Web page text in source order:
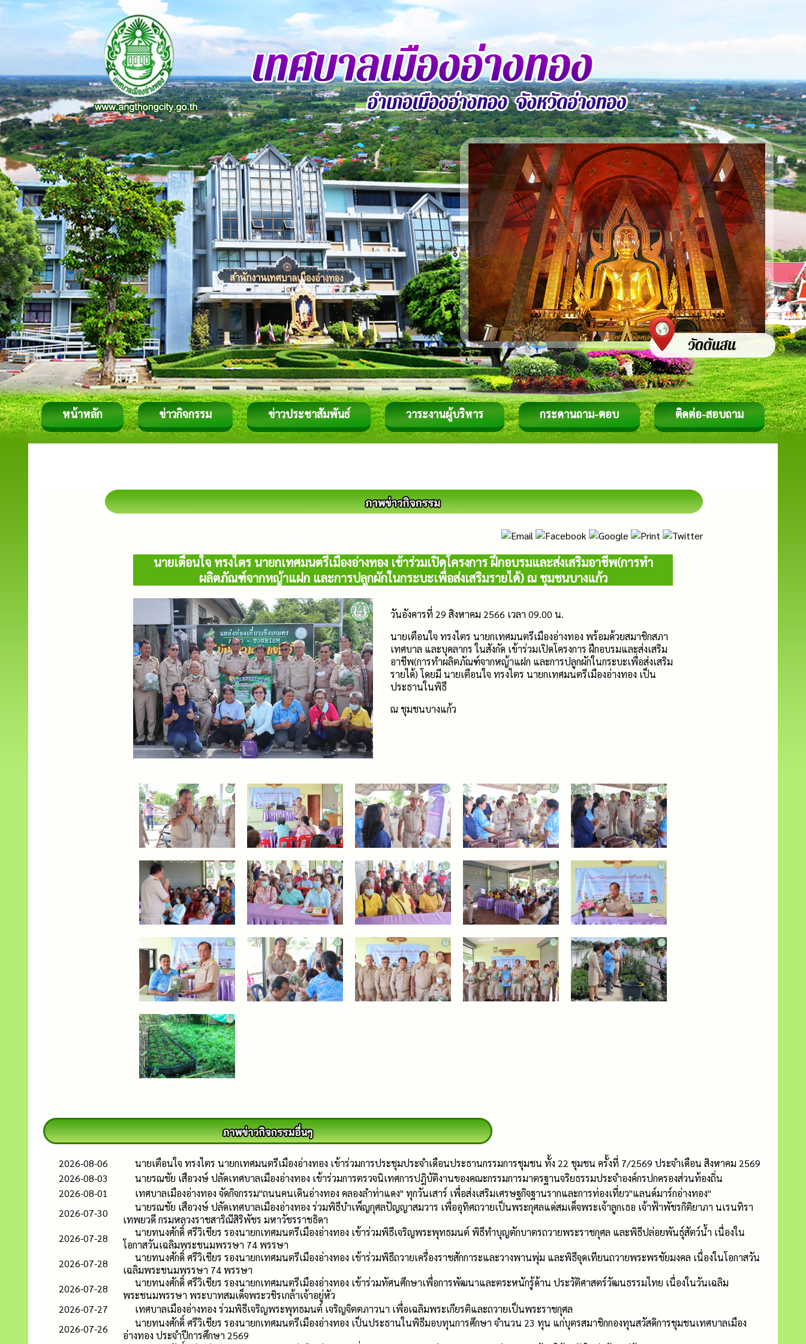
หน้าหลัก ข่าวกิจกรรม ข่าวประชาสัมพันธ์ วาระงานผู้บริหาร กระดานถาม-ตอบ ติดต่อ-สอบถาม
นายเตือนใจ ทรงไตร นายกเทศมนตรีเมืองอ่างทอง เข้าร่วมเปิดโครงการ ฝึกอบรมและส่งเสริมอาชีพ(การทำ
ผลิตภัณฑ์จากหญ้าแฝก และการปลูกผักในกระบะเพื่อส่งเสริมรายได้) ณ ชุมชนบางแก้ว
วันอังคารที่ 29 สิงหาคม 2566 เวลา 09.00 น.
นายเตือนใจ ทรงไตร นายกเทศมนตรีเมืองอ่างทอง พร้อมด้วยสมาชิกสภา
เทศบาล และบุคลากร ในสังกัด เข้าร่วมเปิดโครงการ ฝึกอบรมและส่งเสริม
อาชีพ(การทำผลิตภัณฑ์จากหญ้าแฝก และการปลูกผักในกระบะเพื่อส่งเสริม
รายได้) โดยมี นายเตือนใจ ทรงไตร นายกเทศมนตรีเมืองอ่างทอง เป็น
ประธานในพิธี
ณ ชุมชนบางแก้ว
2026-08-06
นายเตือนใจ ทรงไตร นายกเทศมนตรีเมืองอ่างทอง เข้าร่วมการประชุมประจำเดือนประธานกรรมการชุมชน ทั้ง 22 ชุมชน ครั้งที่ 7/2569 ประจำเดือน สิงหาคม 2569
2026-08-03
นายรณชัย เสือวงษ์ ปลัดเทศบาลเมืองอ่างทอง เข้าร่วมการตรวจนิเทศการปฎิบัติงานของคณะกรรมการมาตรฐานจริยธรรมประจำองค์กรปกครองส่วนท้องถิ่น
2026-08-01
เทศบาลเมืองอ่างทอง จัดกิจกรรม"ถนนคนเดินอ่างทอง คลองลำท่าแดง" ทุกวันเสาร์ เพื่อส่งเสริมเศรษฐกิจฐานรากและการท่องเที่ยว"แลนด์มาร์กอ่างทอง"
2026-07-30
นายรณชัย เสือวงษ์ ปลัดเทศบาลเมืองอ่างทอง ร่วมพิธีบำเพ็ญกุศลปัญญาสมวาร เพื่ออุทิศถวายเป็นพระกุศลแด่สมเด็จพระเจ้าลูกเธอ เจ้าฟ้าพัชรกิติยาภา นเรนทิรา
เทพยวดี กรมหลวงราชสาริณีสิริพัชร มหาวัชรราชธิดา
2026-07-28
นายทนงศักดิ์ ศรีวิเชียร รองนายกเทศมนตรีเมืองอ่างทอง เข้าร่วมพิธีเจริญพระพุทธมนต์ พิธีทำบุญตักบาตรถวายพระราชกุศล และพิธีปล่อยพันธุ์สัตว์น้ำ เนื่องใน
โอกาสวันเฉลิมพระชนมพรรษา 74 พรรษา
2026-07-28
นายทนงศักดิ์ ศรีวิเชียร รองนายกเทศมนตรีเมืองอ่างทอง เข้าร่วมพิธีถวายเครื่องราชสักการะและวางพานพุ่ม และพิธีจุดเทียนถวายพระพรชัยมงคล เนื่องในโอกาสวัน
เฉลิมพระชนมพรรษา 74 พรรษา
2026-07-28
นายทนงศักดิ์ ศรีวิเชียร รองนายกเทศมนตรีเมืองอ่างทอง เข้าร่วมทัศนศึกษาเพื่อการพัฒนาและตระหนักรู้ด้าน ประวัติศาสตร์วัฒนธรรมไทย เนื่องในวันเฉลิม
พระชนมพรรษา พระบาทสมเด็จพระวชิรเกล้าเจ้าอยู่หัว
2026-07-27
เทศบาลเมืองอ่างทอง ร่วมพิธีเจริญพระพุทธมนต์ เจริญจิตตภาวนา เพื่อเฉลิมพระเกียรติและถวายเป็นพระราชกุศล
2026-07-26
นายทนงศักดิ์ ศรีวิเชียร รองนายกเทศมนตรีเมืองอ่างทอง เป็นประธานในพิธีมอบทุนการศึกษา จำนวน 23 ทุน แก่บุตรสมาชิกกองทุนสวัสดิการชุมชนเทศบาลเมือง
อ่างทอง ประจำปีการศึกษา 2569